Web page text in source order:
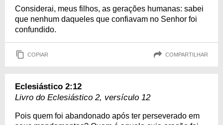
Considerai, meus filhos, as gerações humanas: sabei
que nenhum daqueles que confiavam no Senhor foi
confundido.
COPIAR COMPARTILHAR
Eclesiástico 2:12
Livro do Eclesiástico 2, versículo 12
Pois quem foi abandonado após ter perseverado em